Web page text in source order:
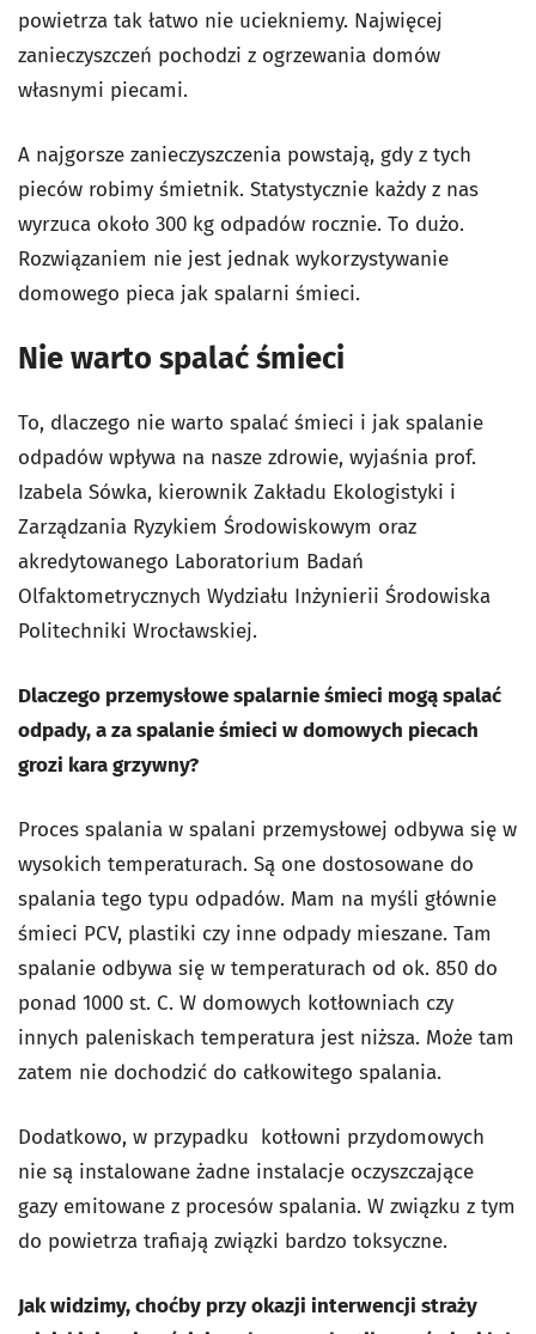
powietrza tak łatwo nie uciekniemy. Najwięcej
zanieczyszczeń pochodzi z ogrzewania domów
własnymi piecami.
A najgorsze zanieczyszczenia powstają, gdy z tych
pieców robimy śmietnik. Statystycznie każdy z nas
wyrzuca około 300 kg odpadów rocznie. To dużo.
Rozwiązaniem nie jest jednak wykorzystywanie
domowego pieca jak spalarni śmieci.
Nie warto spalać śmieci
To, dlaczego nie warto spalać śmieci i jak spalanie
odpadów wpływa na nasze zdrowie, wyjaśnia prof.
Izabela Sówka, kierownik Zakładu Ekologistyki i
Zarządzania Ryzykiem Środowiskowym oraz
akredytowanego Laboratorium Badań
Olfaktometrycznych Wydziału Inżynierii Środowiska
Politechniki Wrocławskiej.
Dlaczego przemysłowe spalarnie śmieci mogą spalać
odpady, a za spalanie śmieci w domowych piecach
grozi kara grzywny?
Proces spalania w spalani przemysłowej odbywa się w
wysokich temperaturach. Są one dostosowane do
spalania tego typu odpadów. Mam na myśli głównie
śmieci PCV, plastiki czy inne odpady mieszane. Tam
spalanie odbywa się w temperaturach od ok. 850 do
ponad 1000 st. C. W domowych kotłowniach czy
innych paleniskach temperatura jest niższa. Może tam
zatem nie dochodzić do całkowitego spalania.
Dodatkowo, w przypadku kotłowni przydomowych
nie są instalowane żadne instalacje oczyszczające
gazy emitowane z procesów spalania. W związku z tym
do powietrza trafiają związki bardzo toksyczne.
Jak widzimy, choćby przy okazji interwencji straży